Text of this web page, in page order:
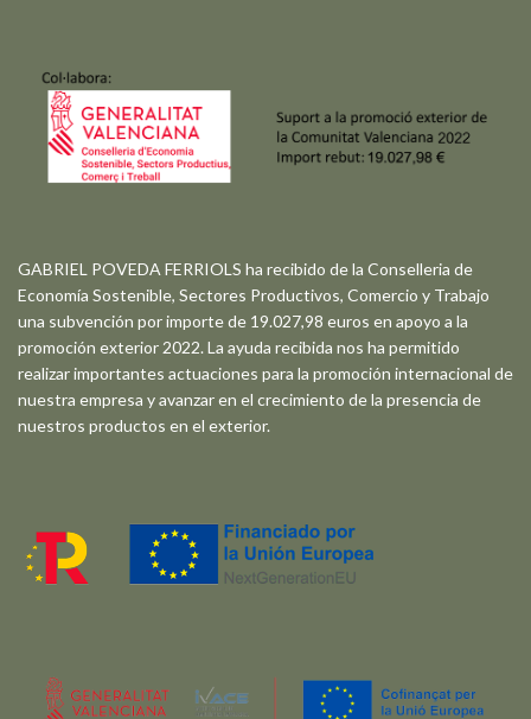
GABRIEL POVEDA FERRIOLS ha recibido de la Conselleria de
Economía Sostenible, Sectores Productivos, Comercio y Trabajo
una subvención por importe de 19.027,98 euros en apoyo a la
promoción exterior 2022. La ayuda recibida nos ha permitido
realizar importantes actuaciones para la promoción internacional de
nuestra empresa y avanzar en el crecimiento de la presencia de
nuestros productos en el exterior.